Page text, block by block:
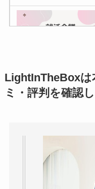
LightInTheBoxは
ミ・評判を確認